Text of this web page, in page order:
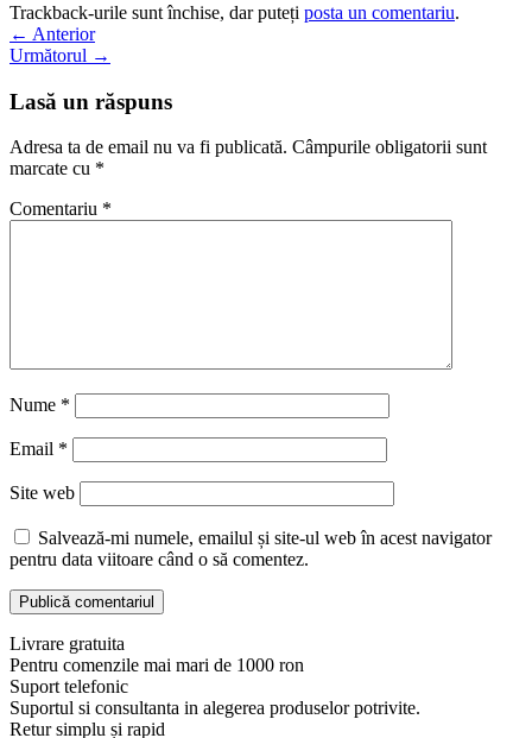
Trackback-urile sunt închise, dar puteți posta un comentariu.
← Anterior
Următorul →
Lasă un răspuns
Adresa ta de email nu va fi publicată. Câmpurile obligatorii sunt
marcate cu *
Comentariu *
Nume *
Email *
Site web
Salvează-mi numele, emailul și site-ul web în acest navigator
pentru data viitoare când o să comentez.
Livrare gratuita
Pentru comenzile mai mari de 1000 ron
Suport telefonic
Suportul si consultanta in alegerea produselor potrivite.
Retur simplu și rapid